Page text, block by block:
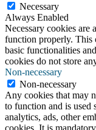
Necessary
Always Enabled
Necessary cookies are
function properly. This
basic functionalities
cookies do not store
Non-necessary
Non-necessary
Any cookies that may
to function and is used
analytics, ads, other
cookies. It is